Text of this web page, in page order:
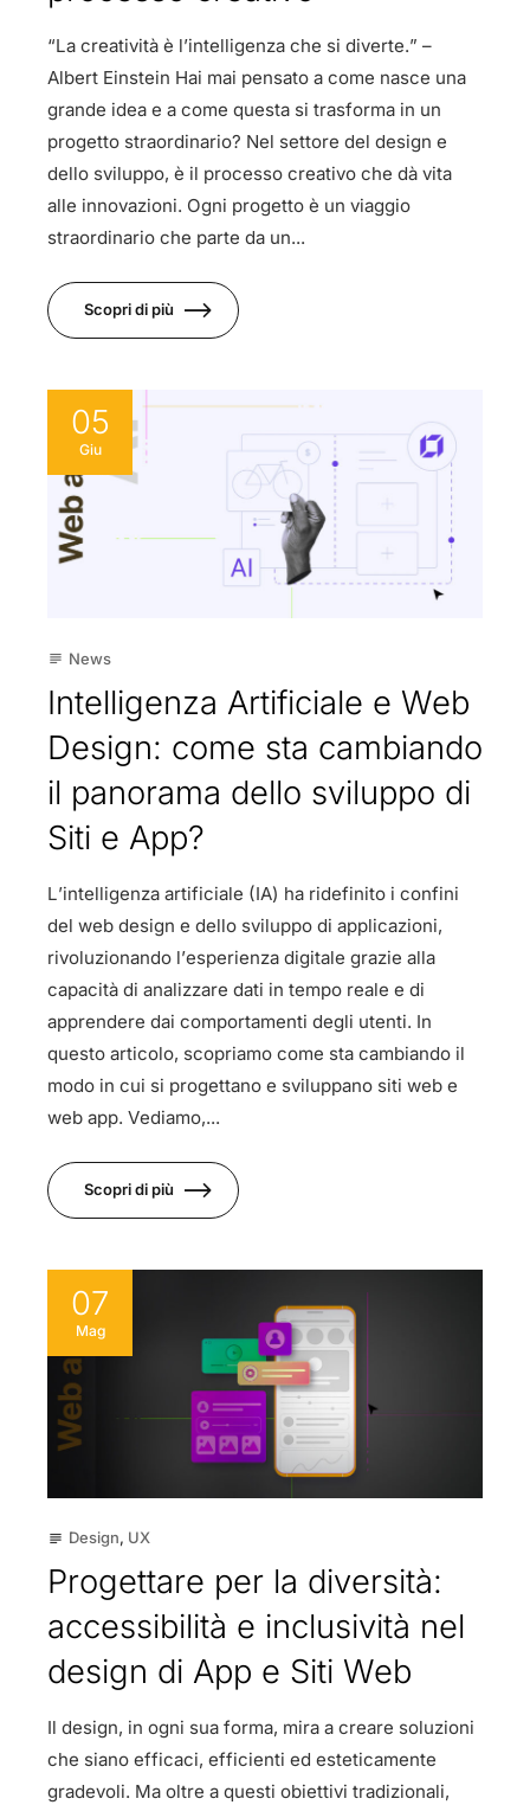
“La creatività è l’intelligenza che si diverte.” –
Albert Einstein Hai mai pensato a come nasce una
grande idea e a come questa si trasforma in un
progetto straordinario? Nel settore del design e
dello sviluppo, è il processo creativo che dà vita
alle innovazioni. Ogni progetto è un viaggio
straordinario che parte da un...
Scopri di più
05
Giu
subject News
Intelligenza Artificiale e Web
Design: come sta cambiando
il panorama dello sviluppo di
Siti e App?
L’intelligenza artificiale (IA) ha ridefinito i confini
del web design e dello sviluppo di applicazioni,
rivoluzionando l’esperienza digitale grazie alla
capacità di analizzare dati in tempo reale e di
apprendere dai comportamenti degli utenti. In
questo articolo, scopriamo come sta cambiando il
modo in cui si progettano e sviluppano siti web e
web app. Vediamo,...
Scopri di più
07
Mag
subject Design, UX
Progettare per la diversità:
accessibilità e inclusività nel
design di App e Siti Web
Il design, in ogni sua forma, mira a creare soluzioni
che siano efficaci, efficienti ed esteticamente
gradevoli. Ma oltre a questi obiettivi tradizionali,